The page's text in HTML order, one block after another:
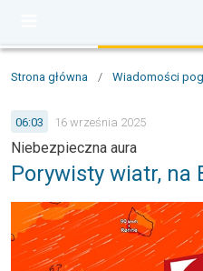
Strona główna / Wiadomości
06:03 16 września 2025
Niebezpieczna aura
Porywisty wiatr, na